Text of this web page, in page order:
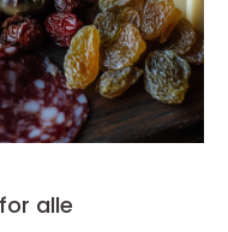
alle